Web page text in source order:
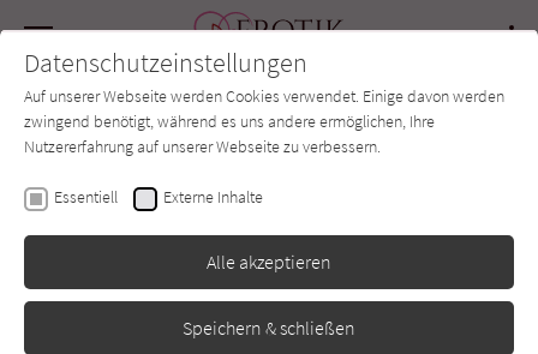
SUCHE Forum Charts Newsletter
Lauren Rowe
True Lovers 3: Hot Hero
Piper Erschienen: Februar 2019 0
Datenschutzeinstellungen
Auf unserer Webseite werden Cookies verwendet. Einige davon werden
zwingend benötigt, während es uns andere ermöglichen, Ihre
Nutzererfahrung auf unserer Webseite zu verbessern.
Essentiell Externe Inhalte
Alle akzeptieren
Speichern & schließen